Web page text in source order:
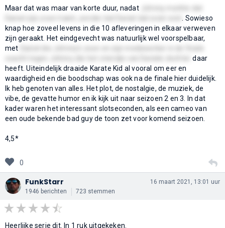
Maar dat was maar van korte duur, nadat
. Sowieso
knap hoe zoveel levens in die 10 afleveringen in elkaar verweven
zijn geraakt. Het eindgevecht was natuurlijk wel voorspelbaar,
met
daar
heeft. Uiteindelijk draaide Karate Kid al vooral om eer en
waardigheid en die boodschap was ook na de finale hier duidelijk.
Ik heb genoten van alles. Het plot, de nostalgie, de muziek, de
vibe, de gevatte humor en ik kijk uit naar seizoen 2 en 3. In dat
kader waren het interessant slotseconden, als een cameo van
een oude bekende bad guy de toon zet voor komend seizoen.
4,5*
0
FunkStarr
1946 berichten 723 stemmen
16 maart 2021, 13:01 uur
Heerlijke serie dit. In 1 ruk uitgekeken.